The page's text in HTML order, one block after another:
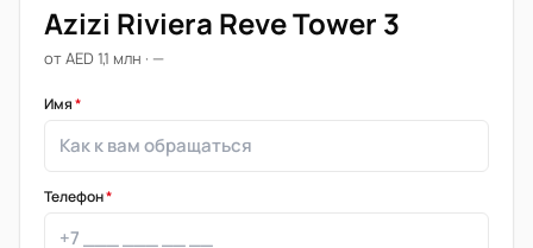
Azizi Riviera Reve Tower 3
от AED 1,1 млн · —
Имя*
Телефон*